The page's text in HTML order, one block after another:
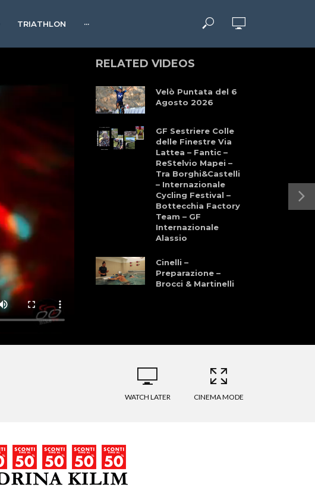
TRIATHLON ···
RELATED VIDEOS
Velò Puntata del 6
Agosto 2026
GF Sestriere Colle
delle Finestre Via
Lattea – Fantic –
ReStelvio Mapei –
Tra Borghi&Castelli
– Internazionale
Cycling Festival –
Bottecchia Factory
Team – GF
Internazionale
Alassio
Cinelli –
Preparazione –
Brocci & Martinelli
Marathon: Storia,
Cultura, Sport, e
Natura
WATCH LATER CINEMA MODE